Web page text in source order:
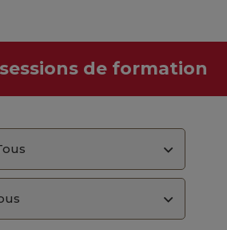
de formation